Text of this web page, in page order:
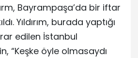
Bayrampaşa’da bir iftar
Yıldırım, burada yaptığı
edilen İstanbul
“Keşke öyle olmasaydı